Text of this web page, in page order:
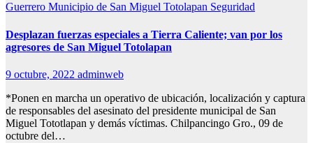
Guerrero Municipio de San Miguel Totolapan Seguridad
Desplazan fuerzas especiales a Tierra Caliente; van por los
agresores de San Miguel Totolapan
9 octubre, 2022 adminweb
*Ponen en marcha un operativo de ubicación, localización y captura
de responsables del asesinato del presidente municipal de San
Miguel Tototlapan y demás víctimas. Chilpancingo Gro., 09 de
octubre del…